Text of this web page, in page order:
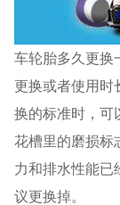
车轮胎多久更换
更换或者使用时
换的标准时，可
花槽里的磨损标
力和排水性能已
议更换掉。